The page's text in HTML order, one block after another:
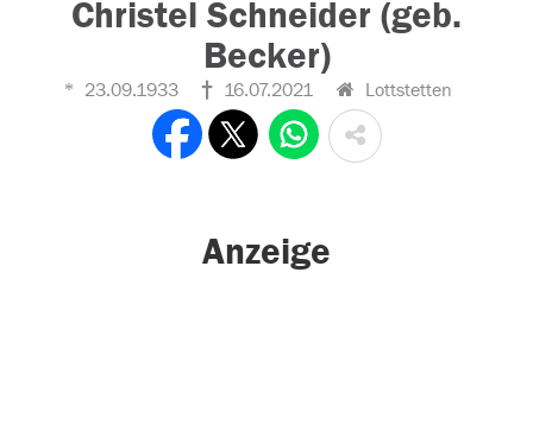
Christel Schneider (geb.
Becker)
23.09.1933 16.07.2021 Lottstetten
Anzeige